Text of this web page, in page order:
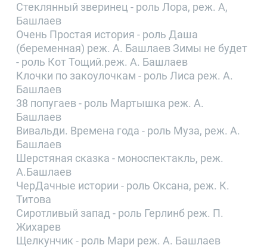
Стеклянный зверинец - роль Лора, реж. А,
Башлаев
Очень Простая история - роль Даша
(беременная) реж. А. Башлаев Зимы не будет
- роль Кот Тощий.реж. А. Башлаев
Клочки по закоулочкам - роль Лиса реж. А.
Башлаев
38 попугаев - роль Мартышка реж. А.
Башлаев
Вивальди. Времена года - роль Муза, реж. А.
Башлаев
Шерстяная сказка - моноспектакль, реж.
А.Башлаев
ЧерДачные истории - роль Оксана, реж. К.
Титова
Сиротливый запад - роль Герлинб реж. П.
Жихарев
Щелкунчик - роль Мари реж. А. Башлаев